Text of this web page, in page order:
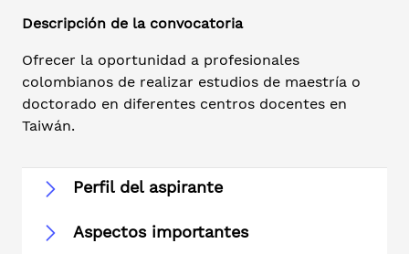
Descripción de la convocatoria
Ofrecer la oportunidad a profesionales
colombianos de realizar estudios de maestría o
doctorado en diferentes centros docentes en
Taiwán.
Perfil del aspirante
Aspectos importantes